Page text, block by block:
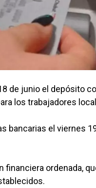
de junio el depósito
los trabajadores
bancarias el viernes
financiera ordenada,